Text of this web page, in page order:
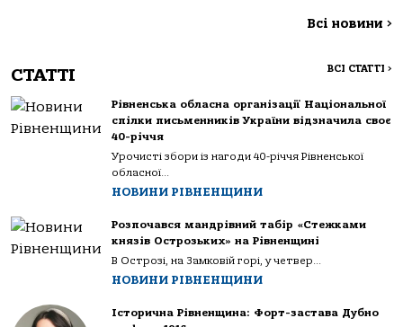
Всі новини >
СТАТТІ ВСІ СТАТТІ >
Рівненська обласна організації Національної
спілки письменників України відзначила своє
40-річчя
Урочисті збори із нагоди 40-річчя Рівненської
обласної...
НОВИНИ РІВНЕНЩИНИ
Розпочався мандрівний табір «Стежками
князів Острозьких» на Рівненщині
В Острозі, на Замковій горі, у четвер...
НОВИНИ РІВНЕНЩИНИ
Історична Рівненщина: Форт-застава Дубно